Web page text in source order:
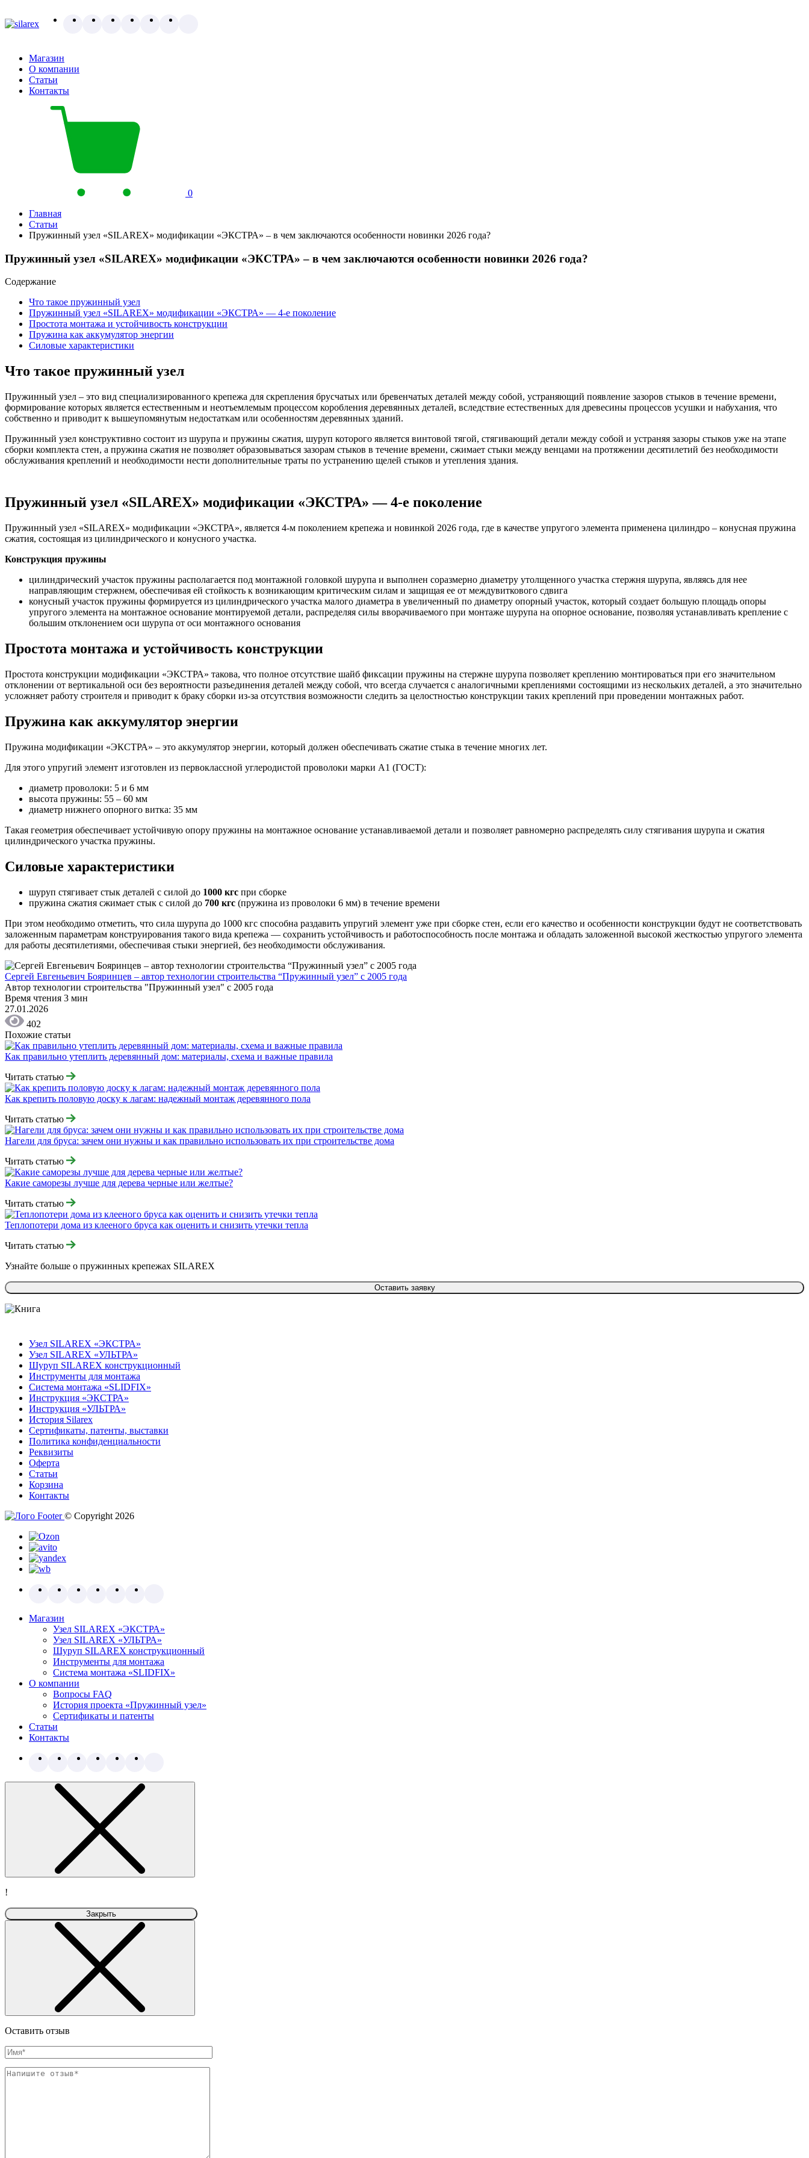
Магазин
О компании
Статьи
Контакты
0
Главная
Статьи
Пружинный узел «SILAREX» модификации «ЭКСТРА» – в чем заключаются особенности новинки 2026 года?
Пружинный узел «SILAREX» модификации «ЭКСТРА» – в чем заключаются особенности новинки 2026 года?
Содержание
Что такое пружинный узел
Пружинный узел «SILAREX» модификации «ЭКСТРА» — 4-е поколение
Простота монтажа и устойчивость конструкции
Пружина как аккумулятор энергии
Силовые характеристики
Что такое пружинный узел
Пружинный узел – это вид специализированного крепежа для скрепления брусчатых или бревенчатых деталей между собой, устраняющий появление зазоров стыков в течение времени,
формирование которых является естественным и неотъемлемым процессом коробления деревянных деталей, вследствие естественных для древесины процессов усушки и набухания, что
собственно и приводит к вышеупомянутым недостаткам или особенностям деревянных зданий.
Пружинный узел конструктивно состоит из шурупа и пружины сжатия, шуруп которого является винтовой тягой, стягивающий детали между собой и устраняя зазоры стыков уже на этапе
сборки комплекта стен, а пружина сжатия не позволяет образовываться зазорам стыков в течение времени, сжимает стыки между венцами на протяжении десятилетий без необходимости
обслуживания креплений и необходимости нести дополнительные траты по устранению щелей стыков и утепления здания.
Пружинный узел «SILAREX» модификации «ЭКСТРА» — 4-е поколение
Пружинный узел «SILAREX» модификации «ЭКСТРА», является 4-м поколением крепежа и новинкой 2026 года, где в качестве упругого элемента применена цилиндро – конусная пружина
сжатия, состоящая из цилиндрического и конусного участка.
Конструкция пружины
цилиндрический участок пружины располагается под монтажной головкой шурупа и выполнен соразмерно диаметру утолщенного участка стержня шурупа, являясь для нее
направляющим стержнем, обеспечивая ей стойкость к возникающим критическим силам и защищая ее от междувиткового сдвига
конусный участок пружины формируется из цилиндрического участка малого диаметра в увеличенный по диаметру опорный участок, который создает большую площадь опоры
упругого элемента на монтажное основание монтируемой детали, распределяя силы вворачиваемого при монтаже шурупа на опорное основание, позволяя устанавливать крепление с
большим отклонением оси шурупа от оси монтажного основания
Простота монтажа и устойчивость конструкции
Простота конструкции модификации «ЭКСТРА» такова, что полное отсутствие шайб фиксации пружины на стержне шурупа позволяет креплению монтироваться при его значительном
отклонении от вертикальной оси без вероятности разъединения деталей между собой, что всегда случается с аналогичными креплениями состоящими из нескольких деталей, а это значительно
усложняет работу строителя и приводит к браку сборки из-за отсутствия возможности следить за целостностью конструкции таких креплений при проведении монтажных работ.
Пружина как аккумулятор энергии
Пружина модификации «ЭКСТРА» – это аккумулятор энергии, который должен обеспечивать сжатие стыка в течение многих лет.
Для этого упругий элемент изготовлен из первоклассной углеродистой проволоки марки А1 (ГОСТ):
диаметр проволоки: 5 и 6 мм
высота пружины: 55 – 60 мм
диаметр нижнего опорного витка: 35 мм
Такая геометрия обеспечивает устойчивую опору пружины на монтажное основание устанавливаемой детали и позволяет равномерно распределять силу стягивания шурупа и сжатия
цилиндрического участка пружины.
Силовые характеристики
шуруп стягивает стык деталей с силой до 1000 кгс при сборке
пружина сжатия сжимает стык с силой до 700 кгс (пружина из проволоки 6 мм) в течение времени
При этом необходимо отметить, что сила шурупа до 1000 кгс способна раздавить упругий элемент уже при сборке стен, если его качество и особенности конструкции будут не соответствовать
заложенным параметрам конструирования такого вида крепежа — сохранить устойчивость и работоспособность после монтажа и обладать заложенной высокой жесткостью упругого элемента
для работы десятилетиями, обеспечивая стыки энергией, без необходимости обслуживания.
Сергей Евгеньевич Бояринцев – автор технологии строительства “Пружинный узел” с 2005 года
Автор технологии строительства "Пружинный узел" с 2005 года
Время чтения 3 мин
27.01.2026
402
Похожие статьи
Как правильно утеплить деревянный дом: материалы, схема и важные правила
Читать статью
Как крепить половую доску к лагам: надежный монтаж деревянного пола
Читать статью
Нагели для бруса: зачем они нужны и как правильно использовать их при строительстве дома
Читать статью
Какие саморезы лучше для дерева черные или желтые?
Читать статью
Теплопотери дома из клееного бруса как оценить и снизить утечки тепла
Читать статью
Узнайте больше о пружинных крепежах SILAREX
Оставить заявку
Узел SILAREX «ЭКСТРА»
Узел SILAREX «УЛЬТРА»
Шуруп SILAREX конструкционный
Инструменты для монтажа
Система монтажа «SLIDFIX»
Инструкция «ЭКСТРА»
Инструкция «УЛЬТРА»
История Silarex
Сертификаты, патенты, выставки
Политика конфиденциальности
Реквизиты
Оферта
Статьи
Корзина
Контакты
© Copyright 2026
Магазин
Узел SILAREX «ЭКСТРА»
Узел SILAREX «УЛЬТРА»
Шуруп SILAREX конструкционный
Инструменты для монтажа
Система монтажа «SLIDFIX»
О компании
Вопросы FAQ
История проекта «Пружинный узел»
Сертификаты и патенты
Статьи
Контакты
!
Закрыть
Оставить отзыв